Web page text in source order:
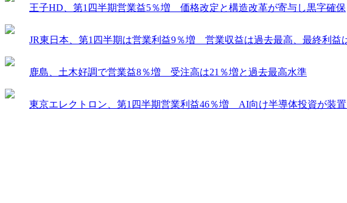
王子HD、第1四半期営業益5％増 価格改定と構造改革が寄与し黒字確保
JR東日本、第1四半期は営業利益9％増 営業収益は過去最高、最終利益
鹿島、土木好調で営業益8％増 受注高は21％増と過去最高水準
東京エレクトロン、第1四半期営業利益46％増 AI向け半導体投資が装